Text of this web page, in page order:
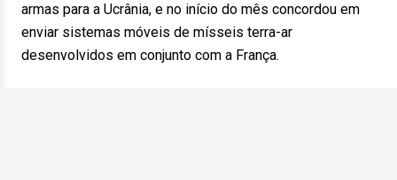
armas para a Ucrânia, e no início do mês concordou em
enviar sistemas móveis de mísseis terra-ar
desenvolvidos em conjunto com a França.